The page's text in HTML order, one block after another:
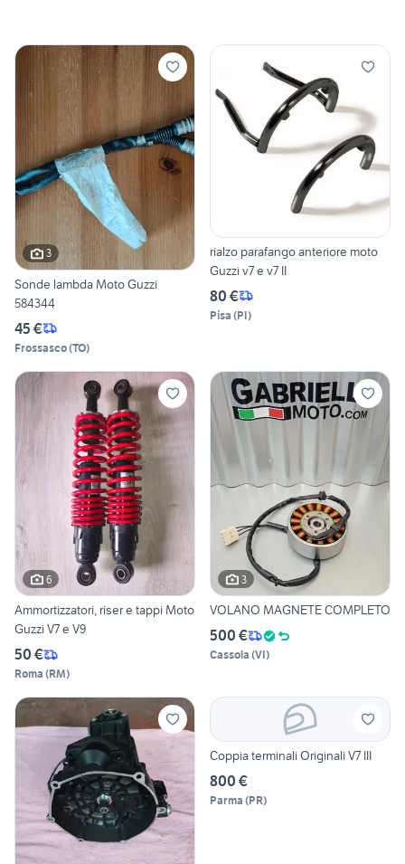
3
Sonde lambda Moto Guzzi
584344
45 €
Frossasco(TO)
rialzo parafango anteriore moto
Guzzi v7 e v7 II
80 €
Pisa (PI)
6
Ammortizzatori, riser e tappi Moto
Guzzi V7 e V9
50 €
Roma (RM)
3
VOLANO MAGNETE COMPLETO
500 €
Cassola (VI)
Coppia terminali Originali V7 III
800 €
Parma (PR)